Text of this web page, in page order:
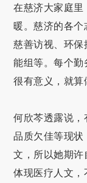
在慈济大家庭
暖。慈济的各
慈善访视、环保
能组等。每个
很有意义，就算
何欣芩透露说
品质欠佳等现
文，所以她期许
体现医疗人文